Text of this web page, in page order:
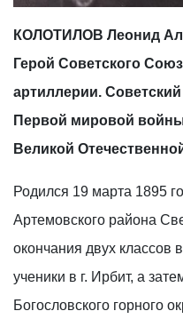
КОЛОТИЛОВ Леонид
Герой Советского
артиллерии.
Первой мировой
Великой
Родился 19 марта 1895
Артемовского района
окончания двух классов
ученики в г. Ирбит, а
Богословского горного